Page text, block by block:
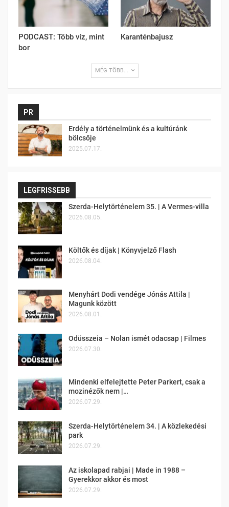
PODCAST: Több víz, mint
bor
Karanténbajusz
MÉG TÖBB...
PR
Erdély a történelmünk és a kultúránk
bölcsője
2025.07.17.
LEGFRISSEBB
Szerda-Helytörténelem 35. | A Vermes-villa
2026.08.05.
Költők és díjak | Könyvjelző Flash
2026.08.04.
Menyhárt Dodi vendége Jónás Attila |
Magunk között
2026.08.01.
Odüsszeia – Nolan ismét odacsap | Filmes
2026.07.30.
Mindenki elfelejtette Peter Parkert, csak a
mozinézők nem |…
2026.07.29.
Szerda-Helytörténelem 34. | A közlekedési
park
2026.07.29.
Az iskolapad rabjai | Made in 1988 –
Gyerekkor akkor és most
2026.07.29.